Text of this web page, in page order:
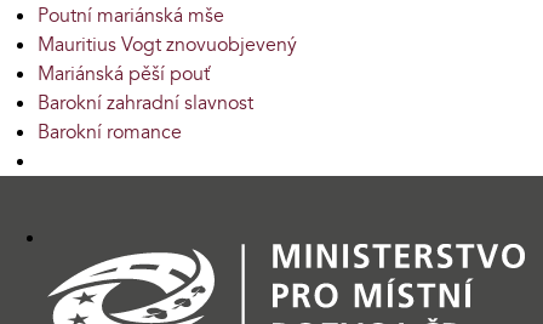
Poutní mariánská mše
Mauritius Vogt znovuobjevený
Mariánská pěší pouť
Barokní zahradní slavnost
Barokní romance